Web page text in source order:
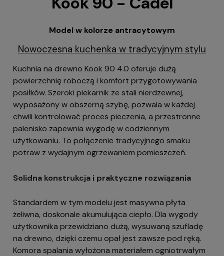
Model w kolorze antracytowym
Nowoczesna kuchenka w tradycyjnym stylu
Kuchnia na drewno Kook 90 4.0 oferuje dużą
powierzchnię roboczą i komfort przygotowywania
posiłków. Szeroki piekarnik ze stali nierdzewnej,
wyposażony w obszerną szybę, pozwala w każdej
chwili kontrolować proces pieczenia, a przestronne
palenisko zapewnia wygodę w codziennym
użytkowaniu. To połączenie tradycyjnego smaku
potraw z wydajnym ogrzewaniem pomieszczeń.
Solidna konstrukcja i praktyczne rozwiązania
Standardem w tym modelu jest masywna płyta
żeliwna, doskonale akumulująca ciepło. Dla wygody
użytkownika przewidziano dużą, wysuwaną szufladę
na drewno, dzięki czemu opał jest zawsze pod ręką.
Komora spalania wyłożona materiałem ogniotrwałym